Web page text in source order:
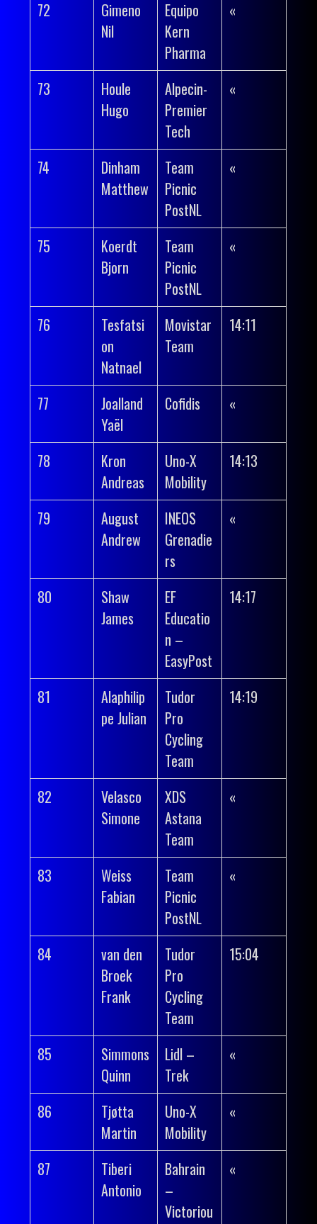
72
Gimeno
Nil
Equipo
Kern
Pharma
«
73
Houle
Hugo
Alpecin-
Premier
Tech
«
74
Dinham
Matthew
Team
Picnic
PostNL
«
75
Koerdt
Bjorn
Team
Picnic
PostNL
«
76
Tesfatsi
on
Natnael
Movistar
Team
14:11
77
Joalland
Yaël
Cofidis «
78
Kron
Andreas
Uno-X
Mobility
14:13
79
August
Andrew
INEOS
Grenadie
rs
«
80
Shaw
James
EF
Educatio
n –
EasyPost
14:17
81
Alaphilip
pe Julian
Tudor
Pro
Cycling
Team
14:19
82
Velasco
Simone
XDS
Astana
Team
«
83
Weiss
Fabian
Team
Picnic
PostNL
«
84
van den
Broek
Frank
Tudor
Pro
Cycling
Team
15:04
85
Simmons
Quinn
Lidl –
Trek
«
86
Tjøtta
Martin
Uno-X
Mobility
«
87
Tiberi
Antonio
Bahrain
–
Victoriou
«